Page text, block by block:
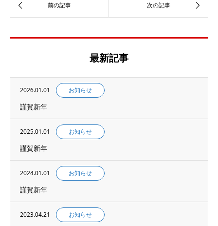
最新記事
2026.01.01 お知らせ
謹賀新年
2025.01.01 お知らせ
謹賀新年
2024.01.01 お知らせ
謹賀新年
2023.04.21 お知らせ